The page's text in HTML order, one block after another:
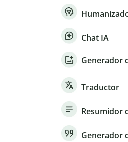
Chat IA
Generador
Traductor
Resumidor
Generador